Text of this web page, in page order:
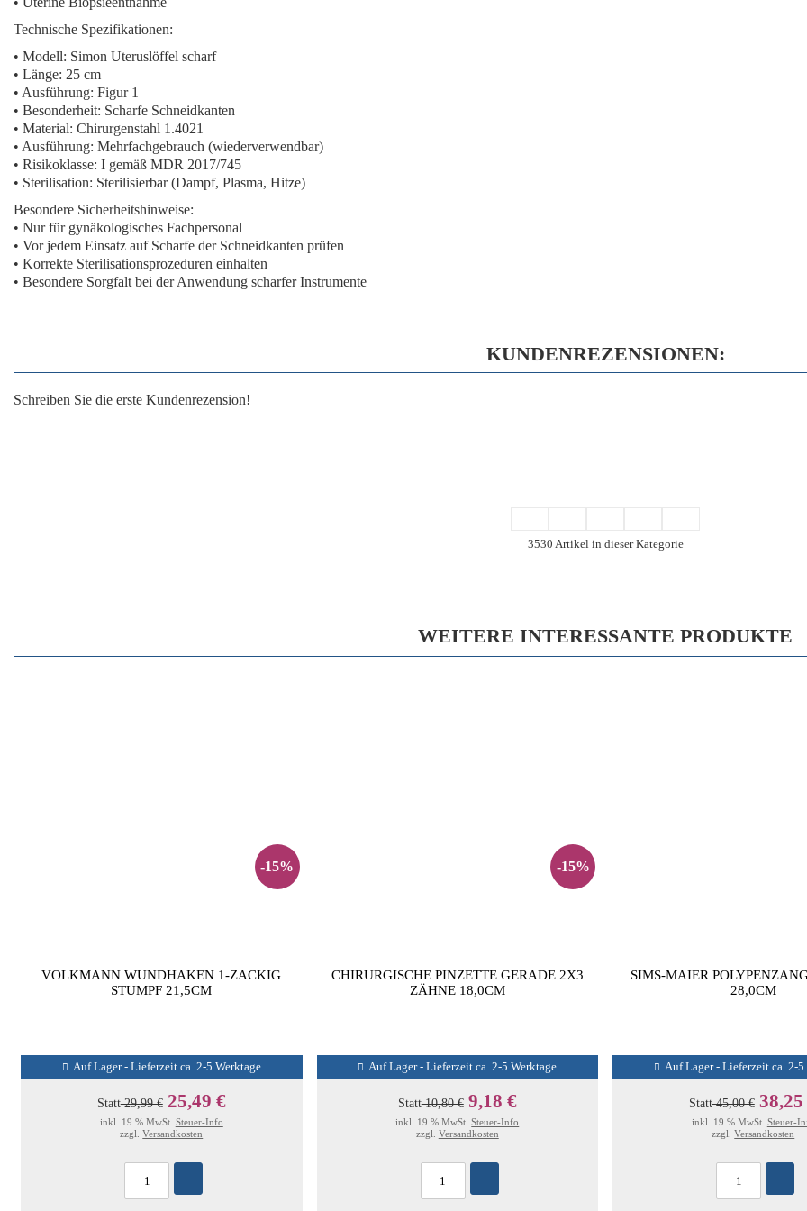
Technische Spezifikationen:
• Modell: Simon Uteruslöffel scharf
• Länge: 25 cm
• Ausführung: Figur 1
• Besonderheit: Scharfe Schneidkanten
• Material: Chirurgenstahl 1.4021
• Ausführung: Mehrfachgebrauch (wiederverwendbar)
• Risikoklasse: I gemäß MDR 2017/745
• Sterilisation: Sterilisierbar (Dampf, Plasma, Hitze)
Besondere Sicherheitshinweise:
• Nur für gynäkologisches Fachpersonal
• Vor jedem Einsatz auf Scharfe der Schneidkanten prüfen
• Korrekte Sterilisationsprozeduren einhalten
• Besondere Sorgfalt bei der Anwendung scharfer Instrumente
KUNDENREZENSIONEN:
Schreiben Sie die erste Kundenrezension!
3530 Artikel in dieser Kategorie
WEITERE INTERESSANTE PRODUKTE
-15%
VOLKMANN WUNDHAKEN 1-ZACKIG
STUMPF 21,5CM
Auf Lager - Lieferzeit ca. 2-5 Werktage
Statt29,99 € 25,49 €
inkl. 19 % MwSt. Steuer-Info
zzgl.Versandkosten
-15%
CHIRURGISCHE PINZETTE GERADE 2X3
ZÄHNE 18,0CM
Auf Lager - Lieferzeit ca. 2-5 Werktage
Statt10,80 € 9,18 €
inkl. 19 % MwSt.Steuer-Info
zzgl. Versandkosten
SIMS-MAIER
28,0CM
Auf Lager - Lieferzeit ca. 2-5
Statt45,00 € 38,25
inkl. 19 % MwSt. Steuer-
zzgl.Versandkosten